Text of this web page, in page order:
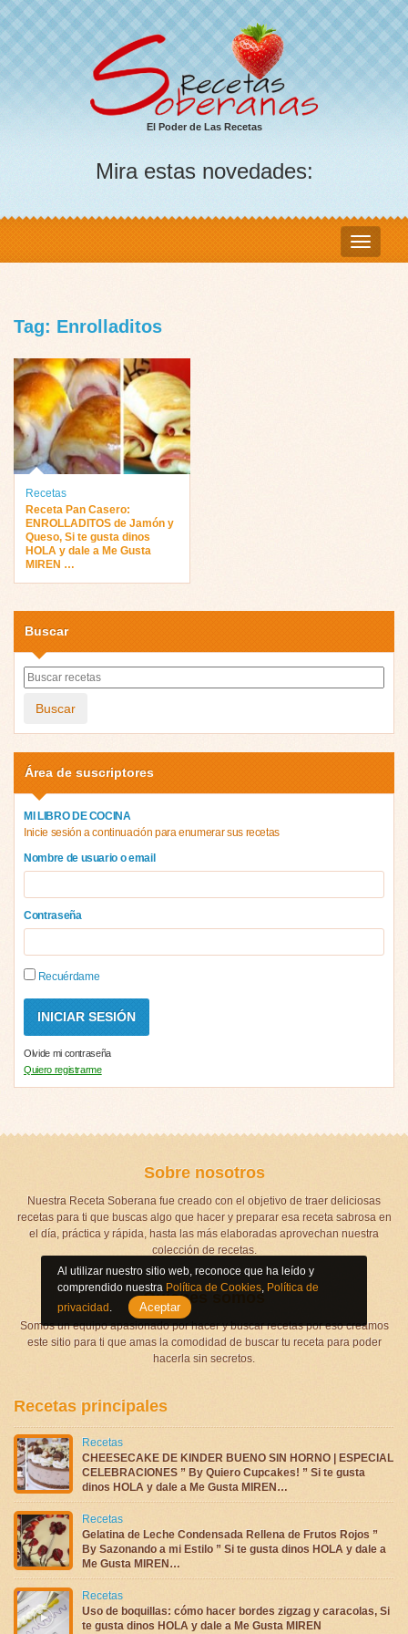
El Poder de Las Recetas
Mira estas novedades:
Tag: Enrolladitos
Recetas
Receta Pan Casero:
ENROLLADITOS de Jamón y
Queso, Si te gusta dinos
HOLA y dale a Me Gusta
MIREN …
Buscar
Buscar
Área de suscriptores
MI LIBRO DE COCINA
Inicie sesión a continuación para enumerar sus recetas
Nombre de usuario o email
Contraseña
Recuérdame
Olvide mi contraseña
Quiero registrarme
Sobre nosotros
Nuestra Receta Soberana fue creado con el objetivo de traer deliciosas
recetas para ti que buscas algo que hacer y preparar esa receta sabrosa en
el día, práctica y rápida, hasta las más elaboradas aprovechan nuestra
colección de recetas.
Quienes somos
Somos un equipo apasionado por hacer y buscar recetas por eso creamos
este sitio para ti que amas la comodidad de buscar tu receta para poder
hacerla sin secretos.
Recetas principales
Recetas
CHEESECAKE DE KINDER BUENO SIN HORNO | ESPECIAL
CELEBRACIONES ” By Quiero Cupcakes! ” Si te gusta
dinos HOLA y dale a Me Gusta MIREN…
Recetas
Gelatina de Leche Condensada Rellena de Frutos Rojos ”
By Sazonando a mi Estilo ” Si te gusta dinos HOLA y dale a
Me Gusta MIREN…
Recetas
Uso de boquillas: cómo hacer bordes zigzag y caracolas, Si
te gusta dinos HOLA y dale a Me Gusta MIREN
Al utilizar nuestro sitio web, reconoce que ha leído y
comprendido nuestra Política de Cookies, Política de
privacidad . Aceptar